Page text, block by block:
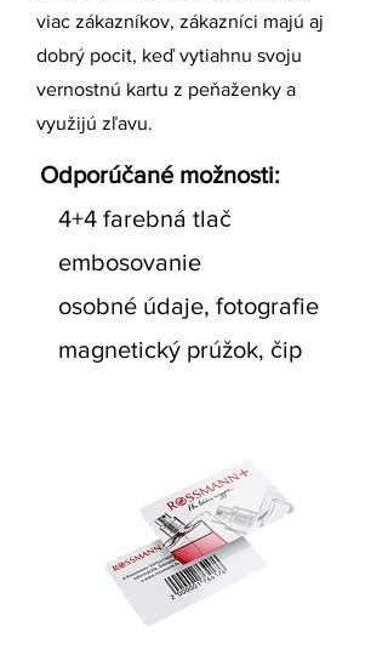
viac zákazníkov, zákazníci majú aj
dobrý pocit, keď vytiahnu svoju
vernostnú kartu z peňaženky a
využijú zľavu.
Odporúčané možnosti:
4+4 farebná tlač
embosovanie
osobné údaje, fotografie
magnetický prúžok, čip